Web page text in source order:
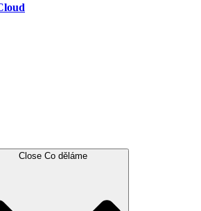
Close Co děláme